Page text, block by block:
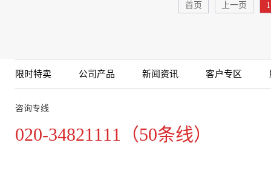
首页 上一页 1
限时特卖 公司产品 新闻资讯 客户专区
咨询专线
020-34821111（50条线）